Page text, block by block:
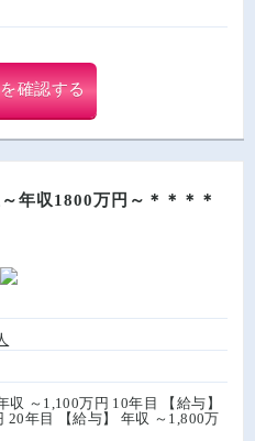
確認する
年収1800万円～＊＊＊＊
収 ～1,100万円 10年目 【給与】
20年目 【給与】 年収 ～1,800万